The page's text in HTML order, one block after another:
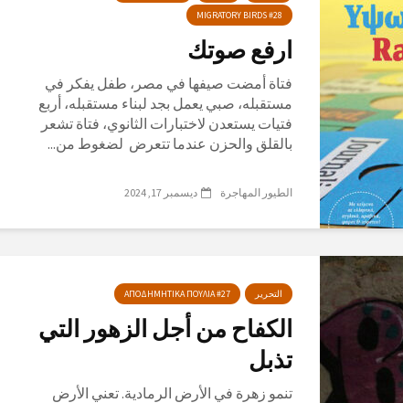
MIGRATORY BIRDS #28
ارفع صوتك
فتاة أمضت صيفها في مصر، طفل يفكر في
مستقبله، صبي يعمل بجد لبناء مستقبله، أربع
فتيات يستعدن لاختبارات الثانوي، فتاة تشعر
بالقلق والحزن عندما تتعرض لضغوط من...
الطيور المهاجرة ديسمبر 17, 2024
التحرير ΑΠΟΔΗΜΗΤΙΚΑ ΠΟΥΛΙΑ #27
الكفاح من أجل الزهور التي
تذبل
تنمو زهرة في الأرض الرمادية. تعني الأرض